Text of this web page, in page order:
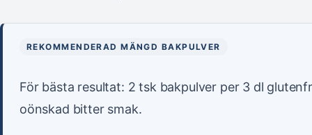
REKOMMENDERAD MÄNGD BAKPULVER
För bästa resultat: 2 tsk bakpulver per 3 dl
oönskad bitter smak.